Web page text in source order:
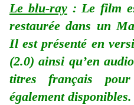
Le blu-ray: Le film
restaurée dans un
Il est présenté en
(2.0) ainsi qu’en
titres français pour
également disponibles.